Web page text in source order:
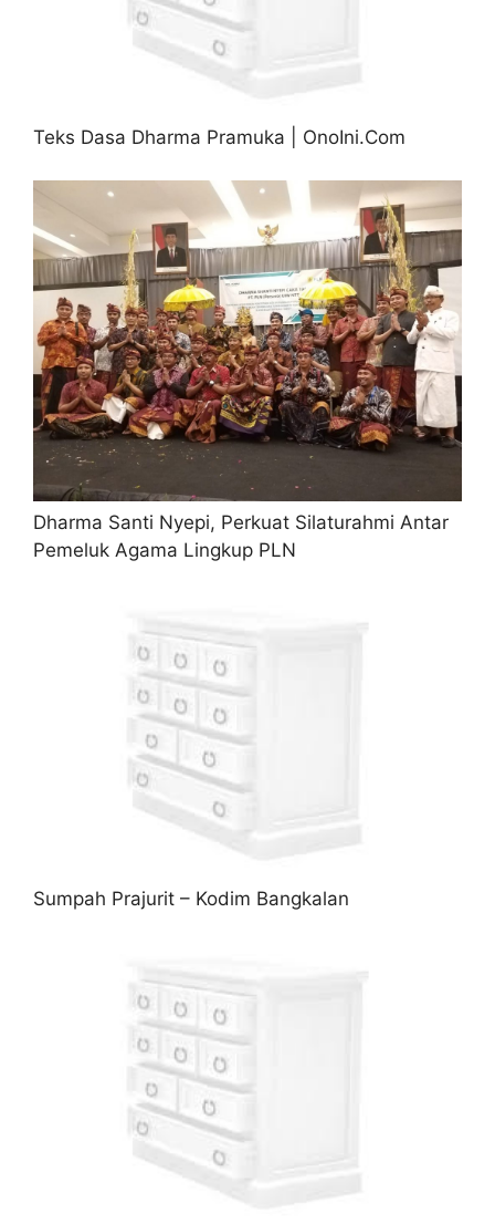
Teks Dasa Dharma Pramuka | OnoIni.Com
Dharma Santi Nyepi, Perkuat Silaturahmi Antar
Pemeluk Agama Lingkup PLN
Sumpah Prajurit – Kodim Bangkalan